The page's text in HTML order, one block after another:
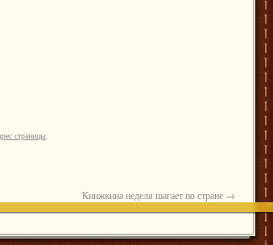
страницы.
Книжкина неделя шагает по стране →